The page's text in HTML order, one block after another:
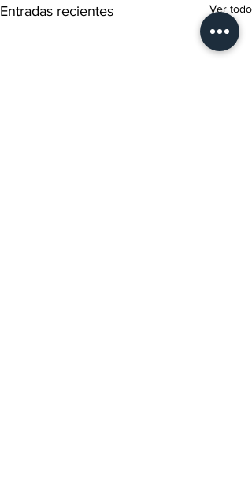
Entradas recientes Ver todo